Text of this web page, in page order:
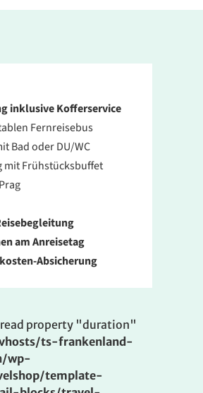
inklusive Kofferservice
Fernreisebus
Bad oder DU/WC
mit Frühstücksbuffet
am Anreisetag
Absicherung
property "duration"
ts-frankenland-
wp-
template-